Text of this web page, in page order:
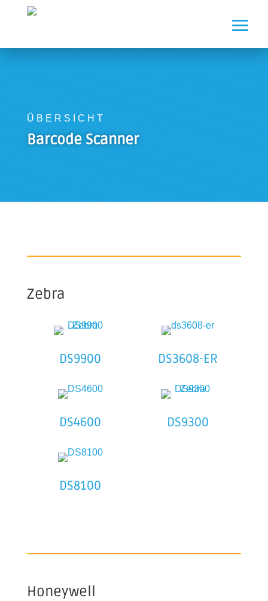
ÜBERSICHT
Barcode Scanner
Zebra
DS9900
DS4600
DS8100
DS3608-ER
DS9300
Honeywell